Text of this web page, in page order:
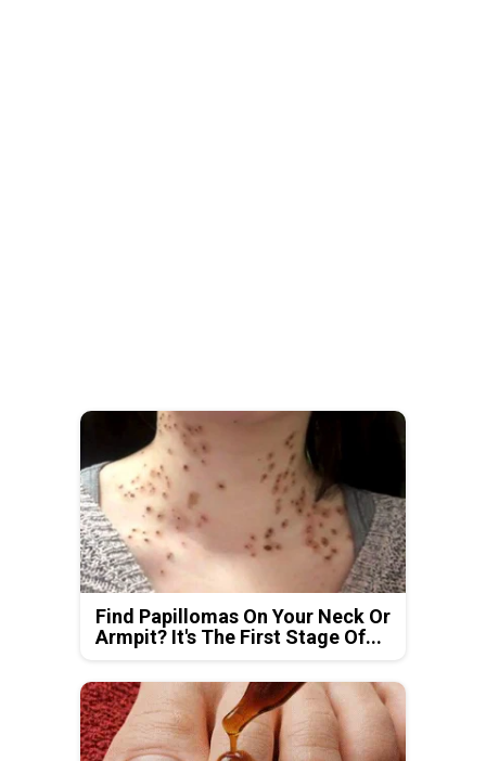
Find Papillomas On Your Neck Or
Armpit? It's The First Stage Of...